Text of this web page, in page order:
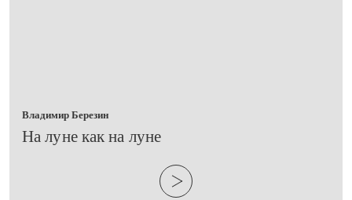
Владимир Березин
​На луне как на луне